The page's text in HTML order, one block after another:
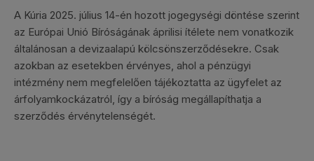
A Kúria 2025. július 14-én hozott jogegységi döntése szerint
az Európai Unió Bíróságának áprilisi ítélete nem vonatkozik
általánosan a devizaalapú kölcsönszerződésekre. Csak
azokban az esetekben érvényes, ahol a pénzügyi
intézmény nem megfelelően tájékoztatta az ügyfelet az
árfolyamkockázatról, így a bíróság megállapíthatja a
szerződés érvénytelenségét.